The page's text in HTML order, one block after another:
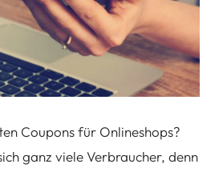
Coupons für Onlineshops?
ganz viele Verbraucher, denn